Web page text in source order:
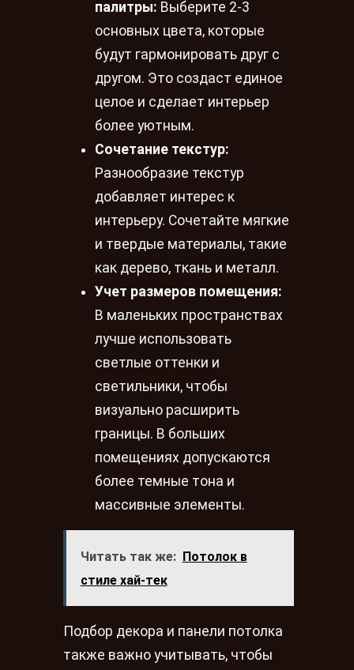
палитры: Выберите 2-3
основных цвета, которые
будут гармонировать друг с
другом. Это создаст единое
целое и сделает интерьер
более уютным.
Сочетание текстур:
Разнообразие текстур
добавляет интерес к
интерьеру. Сочетайте мягкие
и твердые материалы, такие
как дерево, ткань и металл.
Учет размеров помещения:
В маленьких пространствах
лучше использовать
светлые оттенки и
светильники, чтобы
визуально расширить
границы. В больших
помещениях допускаются
более темные тона и
массивные элементы.
Читать так же: Потолок в
стиле хай-тек
Подбор декора и панели потолка
также важно учитывать, чтобы